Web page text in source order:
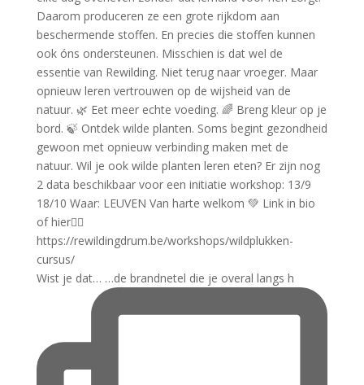
Wist je dat… …de brandnetel die je overal langs h